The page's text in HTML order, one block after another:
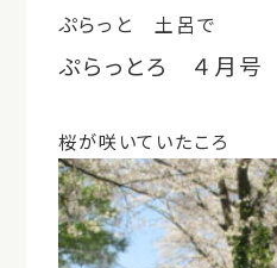
ぷらっと 土呂で
ぷらっとろ ４月号
桜が咲いていたころ